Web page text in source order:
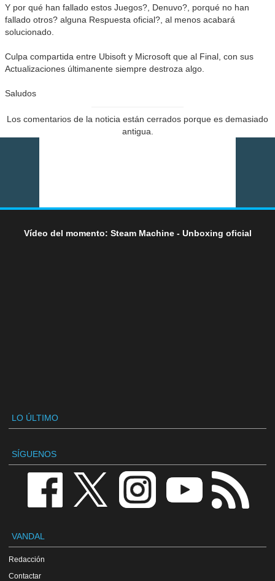
Y por qué han fallado estos Juegos?, Denuvo?, porqué no han
fallado otros? alguna Respuesta oficial?, al menos acabará
solucionado.
Culpa compartida entre Ubisoft y Microsoft que al Final, con sus
Actualizaciones últimanente siempre destroza algo.
Saludos
Los comentarios de la noticia están cerrados porque es demasiado
antigua.
Vídeo del momento: Steam Machine - Unboxing oficial
LO ÚLTIMO
SÍGUENOS
VANDAL
Redacción
Contactar